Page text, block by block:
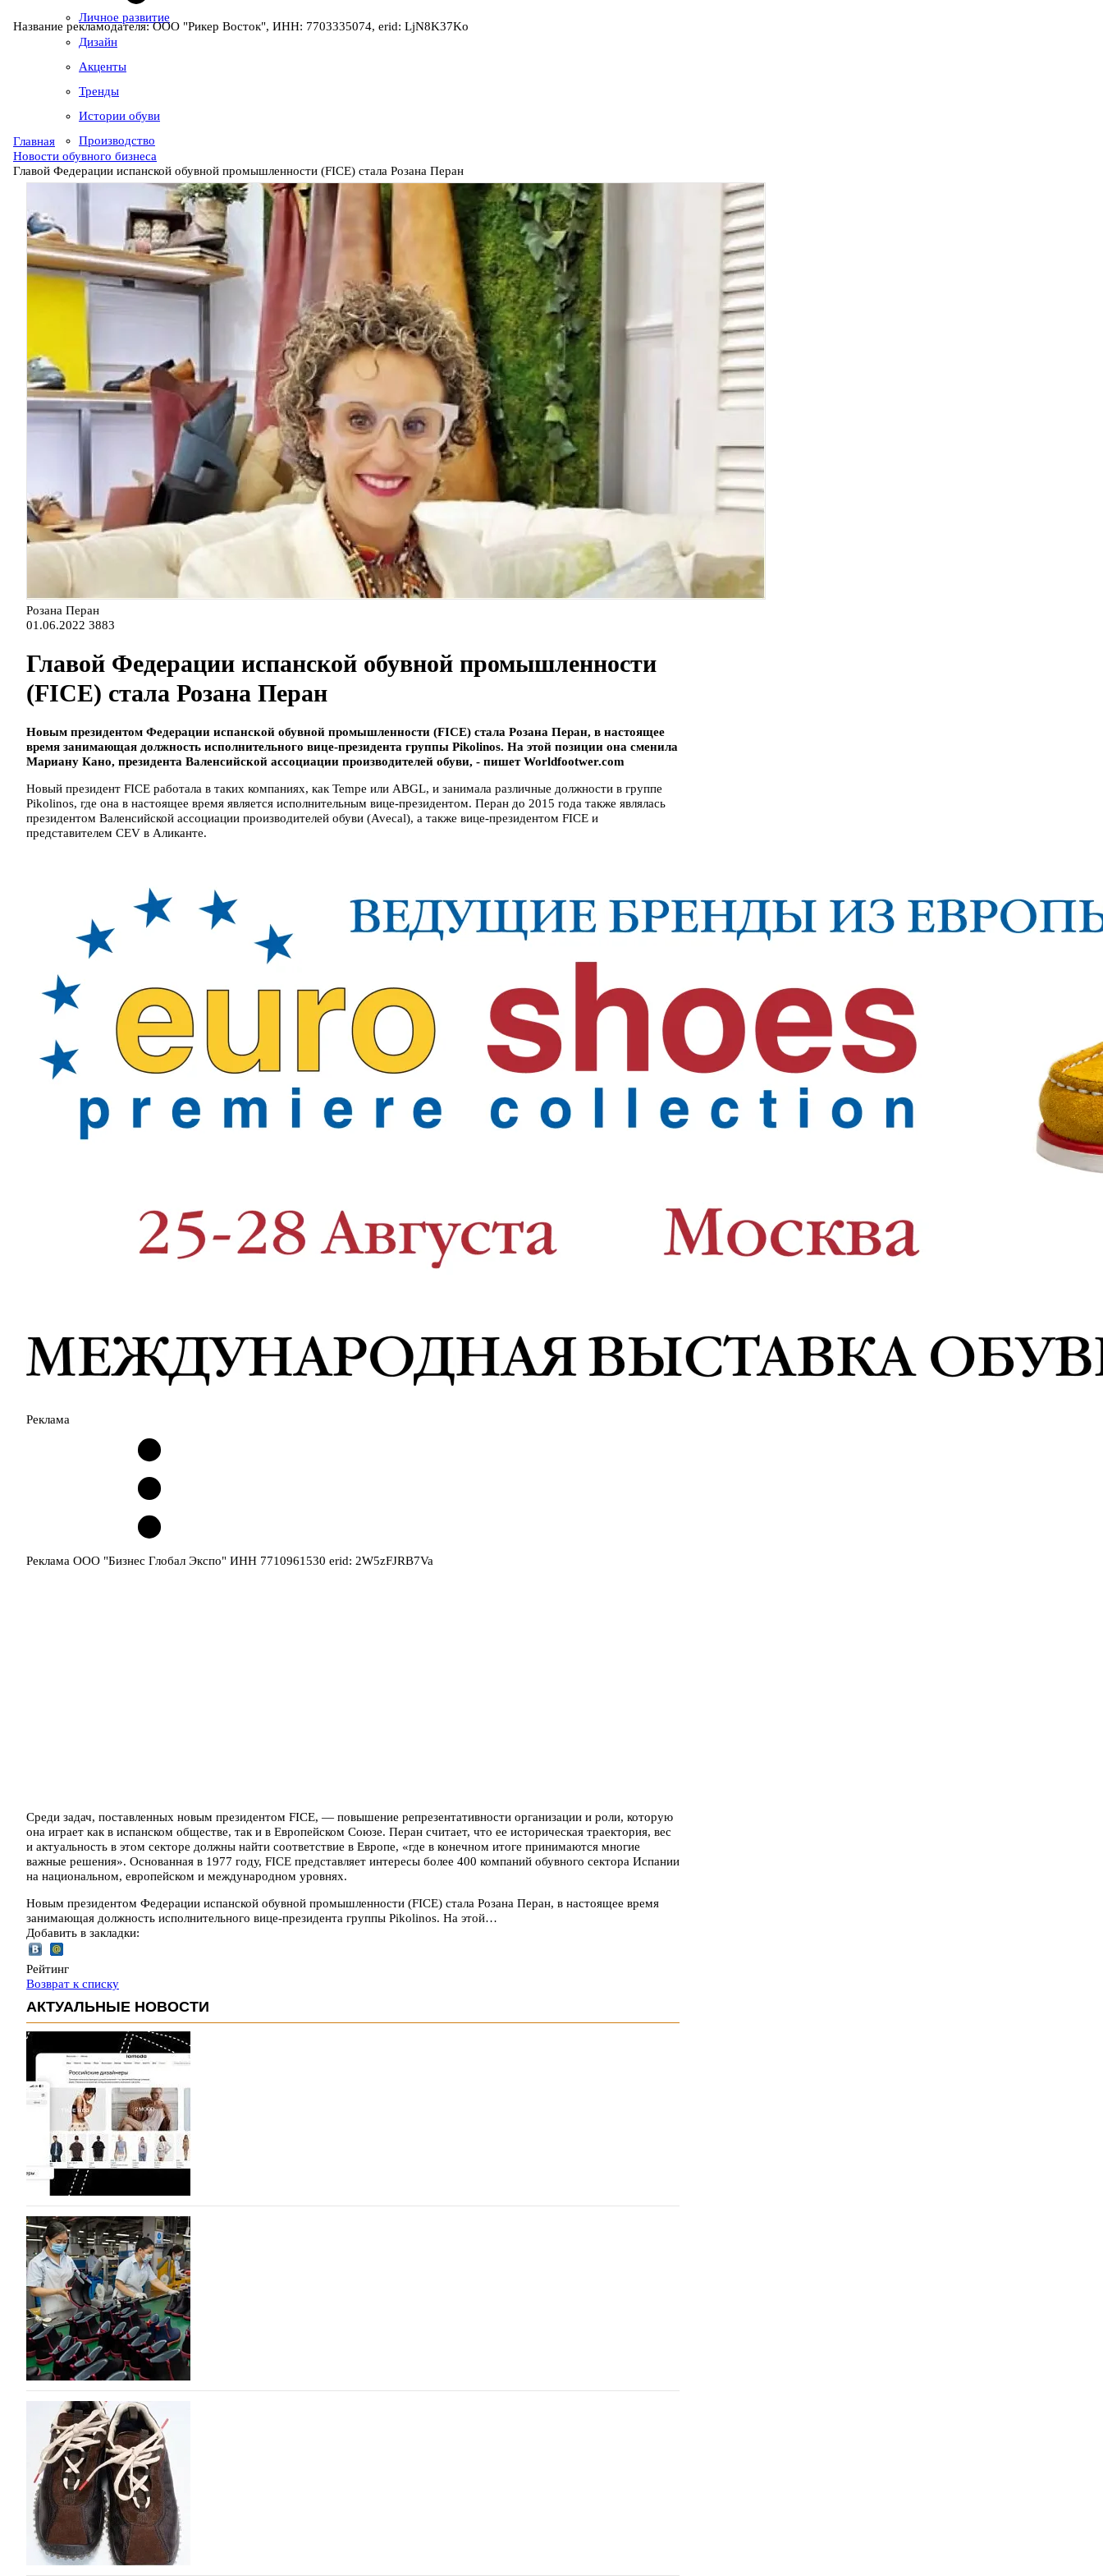
Личное развитие
Дизайн
Акценты
Тренды
Истории обуви
Производство
Название рекламодателя: ООО "Рикер Восток", ИНН: 7703335074, erid: LjN8K37Ko
Главная
Новости обувного бизнеса
Главой Федерации испанской обувной промышленности (FICE) стала Розана Перан
Розана Перан
01.06.2022 3883
Главой Федерации испанской обувной промышленности
(FICE) стала Розана Перан
Новым президентом Федерации испанской обувной промышленности (FICE) стала Розана Перан, в настоящее
время занимающая должность исполнительного вице-президента группы Pikolinos. На этой позиции она сменила
Мариану Кано, президента Валенсийской ассоциации производителей обуви, - пишет Worldfootwer.com
Новый президент FICE работала в таких компаниях, как Tempe или ABGL, и занимала различные должности в группе
Pikolinos, где она в настоящее время является исполнительным вице-президентом. Перан до 2015 года также являлась
президентом Валенсийской ассоциации производителей обуви (Avecal), а также вице-президентом FICE и
представителем CEV в Аликанте.
Реклама
Реклама ООО "Бизнес Глобал Экспо" ИНН 7710961530 erid: 2W5zFJRB7Va
Среди задач, поставленных новым президентом FICE, — повышение репрезентативности организации и роли, которую
она играет как в испанском обществе, так и в Европейском Союзе. Перан считает, что ее историческая траектория, вес
и актуальность в этом секторе должны найти соответствие в Европе, «где в конечном итоге принимаются многие
важные решения». Основанная в 1977 году, FICE представляет интересы более 400 компаний обувного сектора Испании
на национальном, европейском и международном уровнях.
Новым президентом Федерации испанской обувной промышленности (FICE) стала Розана Перан, в настоящее время
занимающая должность исполнительного вице-президента группы Pikolinos. На этой…
Добавить в закладки:
Рейтинг
Возврат к списку
АКТУАЛЬНЫЕ НОВОСТИ
На платформе Lamoda - новый раздел и условия продвижения локальных
дизайнерских марок
Российский маркетплейс Lamoda решил обновить раздел для продажи продукции локальных дизайнерских
марок одежды, обуви и аксессуаров. Бренды также получат маркетинговую…
06.08.2026 207
Объем мирового производства обуви в 2025 году практически не увеличился
В 2025 году мировое производство обуви практически не изменилось, зафиксировав незначительный рост
на 0,1% до 24,6 млрд пар, - данные опубликованы в аналитическом вестнике «Всемирный ежегодник обуви
2026», Португальской ассоциацией…
06.08.2026 430